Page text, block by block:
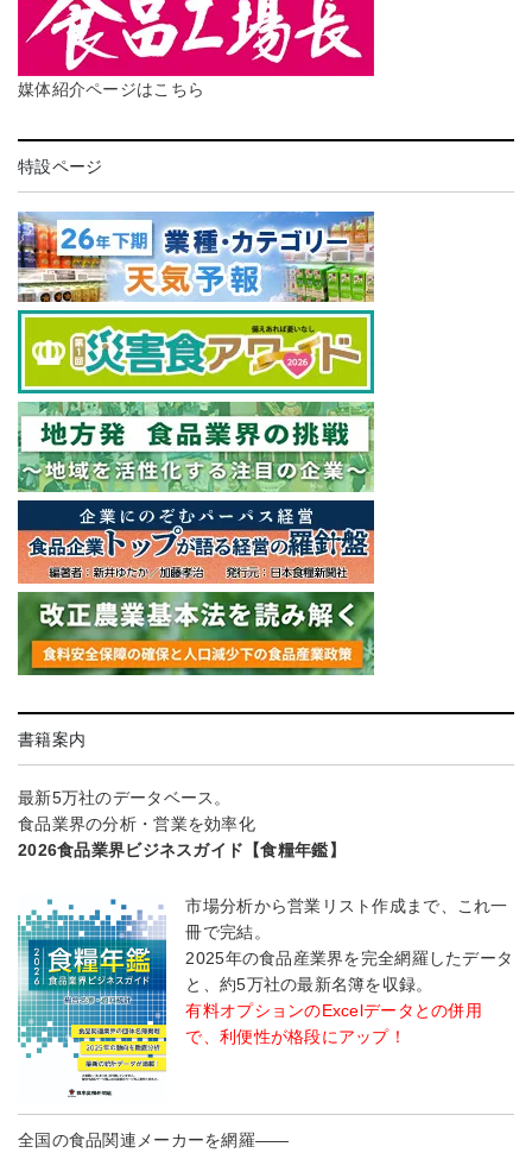
媒体紹介ページはこちら
特設ページ
書籍案内
最新5万社のデータベース。
食品業界の分析・営業を効率化
2026食品業界ビジネスガイド【食糧年鑑】
市場分析から営業リスト作成まで、これ一
冊で完結。
2025年の食品産業界を完全網羅したデータ
と、約5万社の最新名簿を収録。
有料オプションのExcelデータとの併用
で、利便性が格段にアップ！
全国の食品関連メーカーを網羅――